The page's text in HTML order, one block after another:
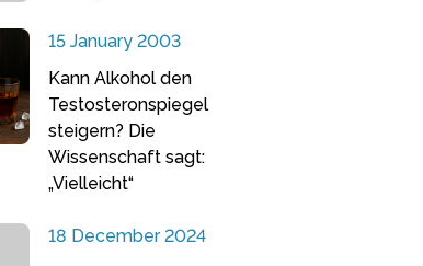
15 January 2003
Kann Alkohol den
Testosteronspiegel
steigern? Die
Wissenschaft sagt:
„Vielleicht“
18 December 2024